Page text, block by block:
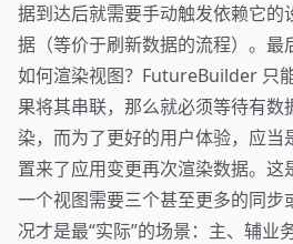
据到达后就需要手动触发依赖它的
据（等价于刷新数据的流程）。最
如何渲染视图？FutureBuilder 只
果将其串联，那么就必须等待有数
染，而为了更好的用户体验，应
置来了应用变更再次渲染数据。这
一个视图需要三个甚至更多的同步
况才是最“实际”的场景：主、辅业